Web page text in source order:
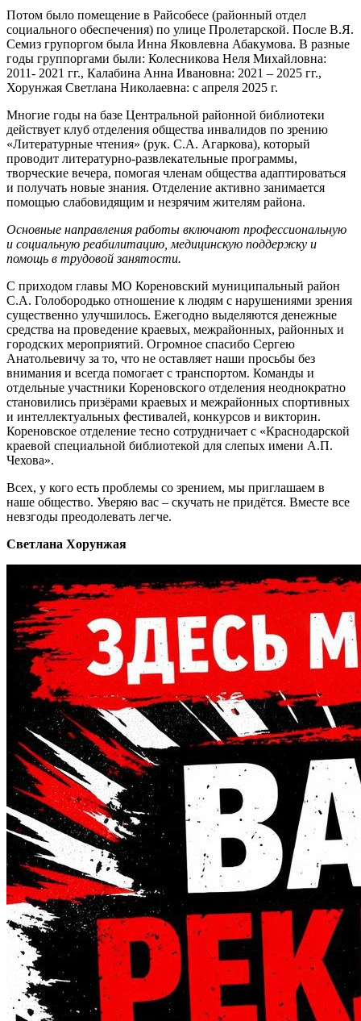
Потом было помещение в Райсобесе (районный отдел
социального обеспечения) по улице Пролетарской. После В.Я.
Семиз групоргом была Инна Яковлевна Абакумова. В разные
годы группоргами были: Колесникова Неля Михайловна:
2011- 2021 гг., Калабина Анна Ивановна: 2021 – 2025 гг.,
Хорунжая Светлана Николаевна: с апреля 2025 г.
Многие годы на базе Центральной районной библиотеки
действует клуб отделения общества инвалидов по зрению
«Литературные чтения» (рук. С.А. Агаркова), который
проводит литературно-развлекательные программы,
творческие вечера, помогая членам общества адаптироваться
и получать новые знания. Отделение активно занимается
помощью слабовидящим и незрячим жителям района.
Основные направления работы включают профессиональную
и социальную реабилитацию, медицинскую поддержку и
помощь в трудовой занятости.
С приходом главы МО Кореновский муниципальный район
С.А. Голобородько отношение к людям с нарушениями зрения
существенно улучшилось. Ежегодно выделяются денежные
средства на проведение краевых, межрайонных, районных и
городских мероприятий. Огромное спасибо Сергею
Анатольевичу за то, что не оставляет наши просьбы без
внимания и всегда помогает с транспортом. Команды и
отдельные участники Кореновского отделения неоднократно
становились призёрами краевых и межрайонных спортивных
и интеллектуальных фестивалей, конкурсов и викторин.
Кореновское отделение тесно сотрудничает с «Краснодарской
краевой специальной библиотекой для слепых имени А.П.
Чехова».
Всех, у кого есть проблемы со зрением, мы приглашаем в
наше общество. Уверяю вас – скучать не придётся. Вместе все
невзгоды преодолевать легче.
Светлана Хорунжая